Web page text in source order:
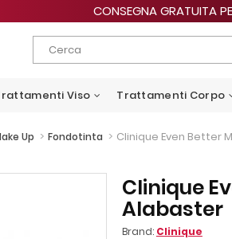
CONSEGNA GRATUITA
Viso Trattamenti Corpo
Up > Fondotinta > Clinique Even Better
Clinique
Alabaster
Brand: Clinique